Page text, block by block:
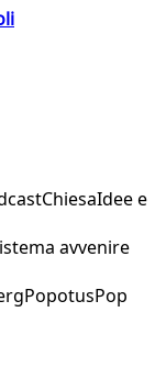
ChiesaIdee e
avvenire
PopotusPop